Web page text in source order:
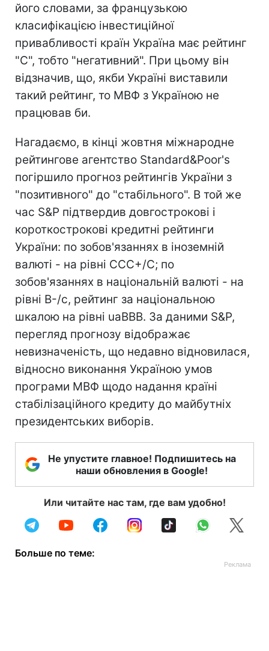
його словами, за французькою
класифікацією інвестиційної
привабливості країн Україна має рейтинг
"С", тобто "негативний". При цьому він
відзначив, що, якби Україні виставили
такий рейтинг, то МВФ з Україною не
працював би.
Нагадаємо, в кінці жовтня міжнародне
рейтингове агентство Standard&Poor's
погіршило прогноз рейтингів України з
"позитивного" до "стабільного". В той же
час S&P підтвердив довгострокові і
короткострокові кредитні рейтинги
України: по зобов'язаннях в іноземній
валюті - на рівні CCC+/С; по
зобов'язаннях в національній валюті - на
рівні В-/с, рейтинг за національною
шкалою на рівні uaBBB. За даними S&P,
перегляд прогнозу відображає
невизначеність, що недавно відновилася,
відносно виконання Україною умов
програми МВФ щодо надання країні
стабілізаційного кредиту до майбутніх
президентських виборів.
Не упустите главное! Подпишитесь на
наши обновления в Google!
Или читайте нас там, где вам удобно!
Больше по теме: